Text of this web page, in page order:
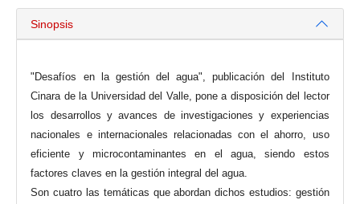
Sinopsis
"Desafíos en la gestión del agua", publicación del Instituto
Cinara de la Universidad del Valle, pone a disposición del lector
los desarrollos y avances de investigaciones y experiencias
nacionales e internacionales relacionadas con el ahorro, uso
eficiente y microcontaminantes en el agua, siendo estos
factores claves en la gestión integral del agua.
Son cuatro las temáticas que abordan dichos estudios: gestión